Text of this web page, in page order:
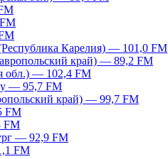
Карелия) — 101,0 FM
край) — 89,2 FM
обл.) — 102,4 FM
— 95,7 FM
край) — 99,7 FM
FM
FM
— 92,9 FM
FM